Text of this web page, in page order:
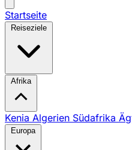
Startseite
Reiseziele
Afrika
Kenia Algerien Südafrika
Europa